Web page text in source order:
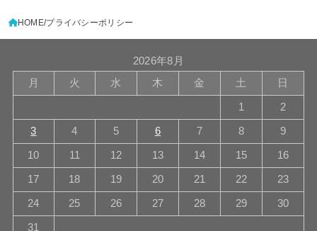
HOME プライバシーポリシー
2026年8月
月
火 水 木 金 土 日
1 2
3 4 5 6 7 8 9
10 11 12 13 14 15 16
17 18 19 20 21 22 23
24 25 26 27 28 29 30
31